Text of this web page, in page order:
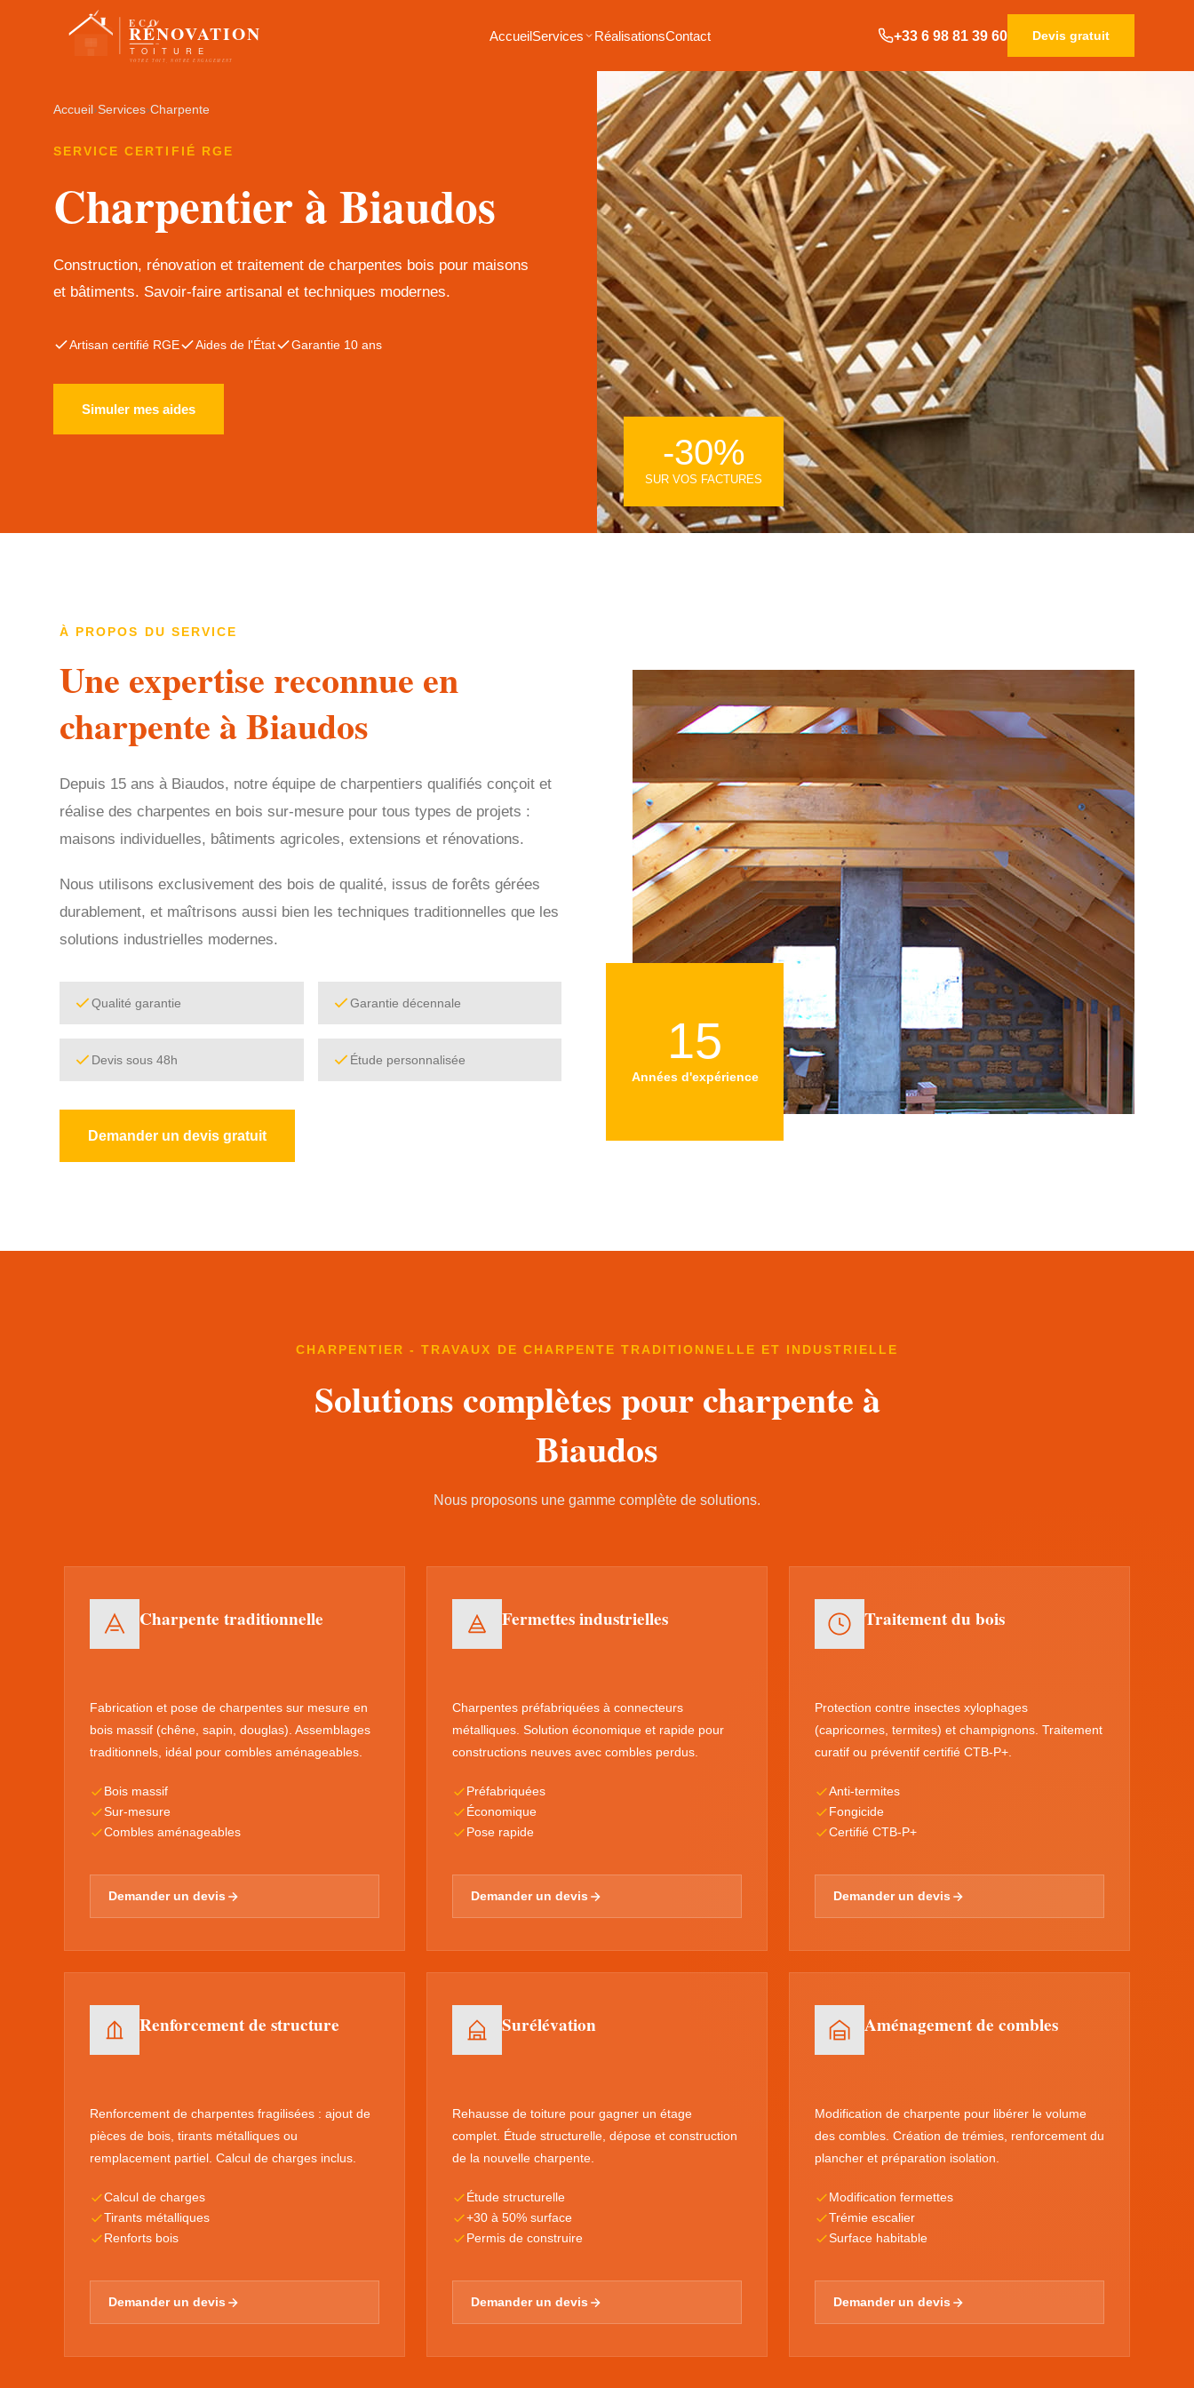
AccueilServices RéalisationsContact +33 6 98 81 39 60 Devis gratuit
Accueil›Services›Charpente
SERVICE CERTIFIÉ RGE
Charpentier à Biaudos
Construction, rénovation et traitement de charpentes bois pour maisons
et bâtiments. Savoir-faire artisanal et techniques modernes.
Artisan certifié RGE Aides de l'État Garantie 10 ans
Simuler mes aides
-30%
SUR VOS FACTURES
À PROPOS DU SERVICE
Une expertise reconnue en
charpente à Biaudos
Depuis 15 ans à Biaudos, notre équipe de charpentiers qualifiés conçoit et
réalise des charpentes en bois sur-mesure pour tous types de projets :
maisons individuelles, bâtiments agricoles, extensions et rénovations.
Nous utilisons exclusivement des bois de qualité, issus de forêts gérées
durablement, et maîtrisons aussi bien les techniques traditionnelles que les
solutions industrielles modernes.
Qualité garantie Garantie décennale
Devis sous 48h Étude personnalisée
Demander un devis gratuit
15
Années d'expérience
CHARPENTIER - TRAVAUX DE CHARPENTE TRADITIONNELLE ET INDUSTRIELLE
Solutions complètes pour charpente à
Biaudos
Nous proposons une gamme complète de solutions.
Charpente traditionnelle
Fabrication et pose de charpentes sur mesure en
bois massif (chêne, sapin, douglas). Assemblages
traditionnels, idéal pour combles aménageables.
Bois massif
Sur-mesure
Combles aménageables
Demander un devis
Fermettes industrielles
Charpentes préfabriquées à connecteurs
métalliques. Solution économique et rapide pour
constructions neuves avec combles perdus.
Préfabriquées
Économique
Pose rapide
Demander un devis
Traitement du bois
Protection contre insectes xylophages
(capricornes, termites) et champignons. Traitement
curatif ou préventif certifié CTB-P+.
Anti-termites
Fongicide
Certifié CTB-P+
Demander un devis
Renforcement de structure
Renforcement de charpentes fragilisées : ajout de
pièces de bois, tirants métalliques ou
remplacement partiel. Calcul de charges inclus.
Calcul de charges
Tirants métalliques
Renforts bois
Demander un devis
Surélévation
Rehausse de toiture pour gagner un étage
complet. Étude structurelle, dépose et construction
de la nouvelle charpente.
Étude structurelle
+30 à 50% surface
Permis de construire
Demander un devis
Aménagement de combles
Modification de charpente pour libérer le volume
des combles. Création de trémies, renforcement du
plancher et préparation isolation.
Modification fermettes
Trémie escalier
Surface habitable
Demander un devis